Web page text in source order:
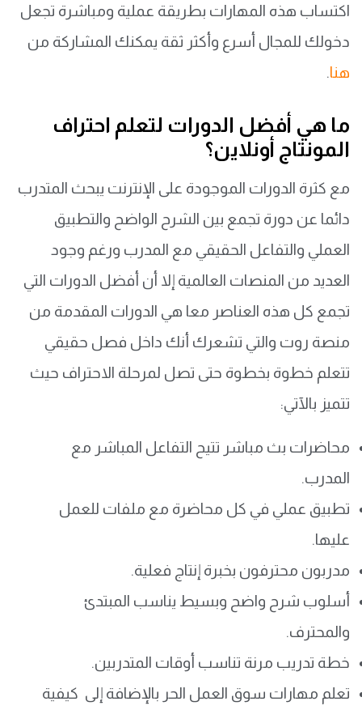
اكتساب هذه المهارات بطريقة عملية ومباشرة تجعل
دخولك للمجال أسرع وأكثر ثقة يمكنك المشاركة من
هنا.
ما هي أفضل الدورات لتعلم احتراف
المونتاج أونلاين؟
مع كثرة الدورات الموجودة على الإنترنت يبحث المتدرب
دائما عن دورة تجمع بين الشرح الواضح والتطبيق
العملي والتفاعل الحقيقي مع المدرب ورغم وجود
العديد من المنصات العالمية إلا أن أفضل الدورات التي
تجمع كل هذه العناصر معا هي الدورات المقدمة من
منصة روت والتي تشعرك أنك داخل فصل حقيقي
تتعلم خطوة بخطوة حتى تصل لمرحلة الاحتراف حيث
تتميز بالآتي:
محاضرات بث مباشر تتيح التفاعل المباشر مع
المدرب.
تطبيق عملي في كل محاضرة مع ملفات للعمل
عليها.
مدربون محترفون بخبرة إنتاج فعلية.
أسلوب شرح واضح وبسيط يناسب المبتدئ
والمحترف.
خطة تدريب مرنة تناسب أوقات المتدربين.
تعلم مهارات سوق العمل الحر بالإضافة إلى كيفية